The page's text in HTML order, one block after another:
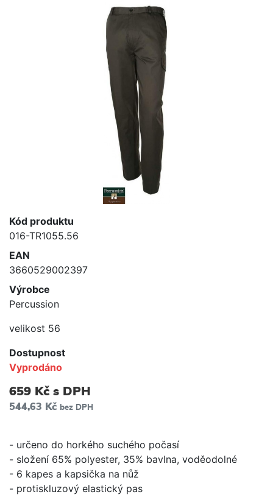
Kód produktu
016-TR1055.56
EAN
3660529002397
Výrobce
Percussion
velikost 56
Dostupnost
Vyprodáno
659 Kč s DPH
544,63 Kč bez DPH
- určeno do horkého suchého počasí
- složení 65% polyester, 35% bavlna, voděodolné
- 6 kapes a kapsička na nůž
- protiskluzový elastický pas